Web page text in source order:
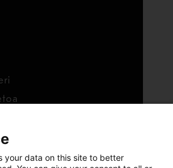
your data on this site to better